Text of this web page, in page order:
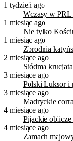
1 tydzień ago
Wczasy w PRL
1 miesiąc ago
Nie tylko
1 miesiąc ago
Zbrodnia
2 miesiące ago
Siódma
3 miesiące ago
Polski Luksor i
3 miesiące ago
Madryckie
4 miesiące ago
Pijackie
4 miesiące ago
Zamach